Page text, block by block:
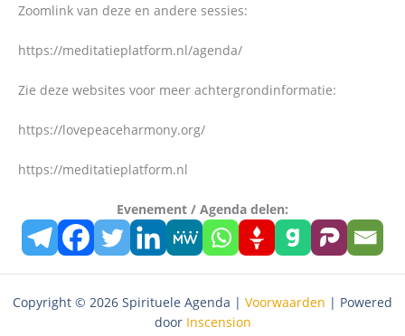
Zoomlink van deze en andere sessies:
https://meditatieplatform.nl/agenda/
Zie deze websites voor meer achtergrondinformatie:
https://lovepeaceharmony.org/
https://meditatieplatform.nl
Evenement / Agenda delen:
Copyright © 2026 Spirituele Agenda | Voorwaarden | Powered
door Inscension